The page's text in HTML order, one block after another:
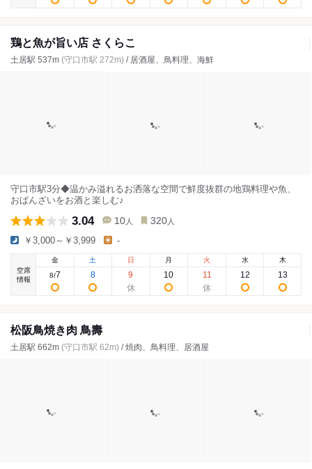
鶏と魚が旨い店 さくらこ
土居駅 537m (守口市駅 272m) / 居酒屋、鳥料理、海鮮
守口市駅3分◆温かみ溢れるお洒落な空間で鮮度抜群の地鶏料理や魚、
おばんざいをお酒と楽しむ♪
3.04 10 人 320 人
￥3,000～￥3,999 -
空席
情報
金
8/7
土
8
日
9
月
10
火
11
水
12
木
13
松阪鳥焼き肉 鳥壽
土居駅 662m (守口市駅 62m) / 焼肉、鳥料理、居酒屋